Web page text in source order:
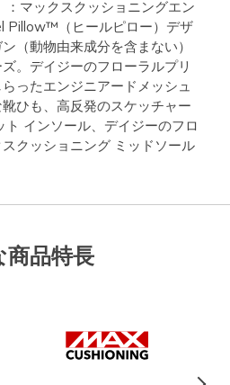
：マックスクッショニングエン
Pillow™（ヒールピロー）デザ
（動物由来成分を含まない）
。デイジーのフローラルプリ
ったエンジニアードメッシュ
ひも、高反発のスケッチャー
ト インソール、デイジーのフロ
クッショニング ミッドソール
商品特長